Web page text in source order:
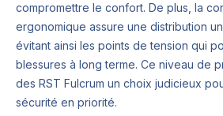
compromettre le confort. De plus, la
ergonomique assure une distribution
évitant ainsi les points de tension qui
blessures à long terme. Ce niveau de
des RST Fulcrum un choix judicieux
sécurité en priorité.